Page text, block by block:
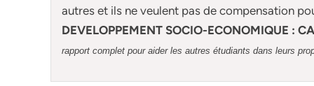
autres et ils ne veulent pas de compensation
DEVELOPPEMENT SOCIO-ECONOMIQUE :
rapport complet pour aider les autres étudiants dans leurs